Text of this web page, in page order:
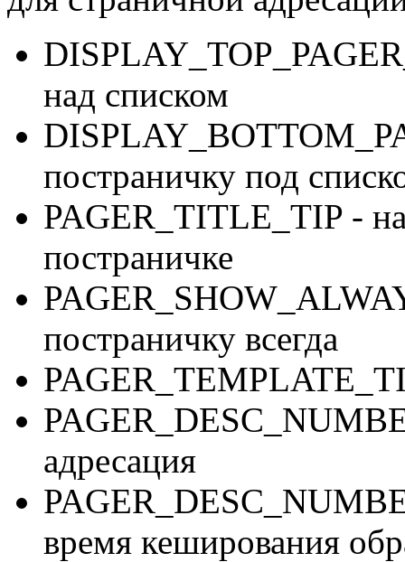
над списком
постраничку под
PAGER_TITLE_TIP -
постраничке
постраничку всегда
адресация
время кеширования